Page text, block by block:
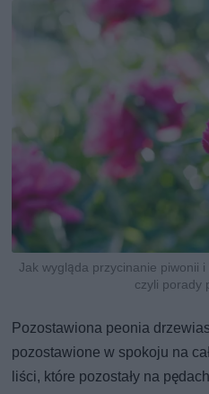
Jak wygląda przycinanie piwonii
czyli porady
Pozostawiona peonia
pozostawione w spokoju na
liści, które pozostały na